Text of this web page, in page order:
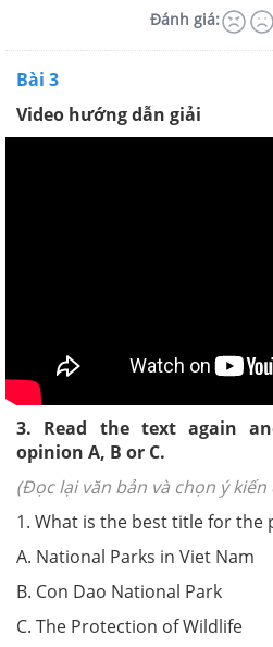
Đánh giá:
Bài 3
Video hướng dẫn giải
3. Read the text again
opinion A, B or C.
(Đọc lại văn bản và chọn ý kiến
1. What is the best title for the
A. National Parks in Viet Nam
B. Con Dao National Park
C. The Protection of Wildlife